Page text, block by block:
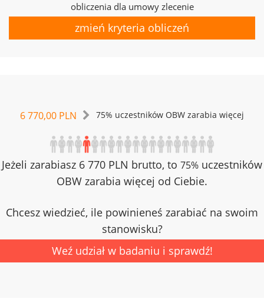
obliczenia dla umowy zlecenie
zmień kryteria obliczeń
6 770,00 PLN 75% uczestników OBW zarabia więcej
Jeżeli zarabiasz 6 770 PLN brutto, to 75% uczestników
OBW zarabia więcej od Ciebie.
Chcesz wiedzieć, ile powinieneś zarabiać na swoim
stanowisku?
Weź udział w badaniu i sprawdź!